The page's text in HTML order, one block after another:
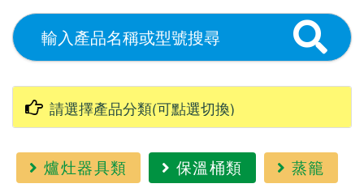
爐灶器具類 保溫桶類
蒸籠